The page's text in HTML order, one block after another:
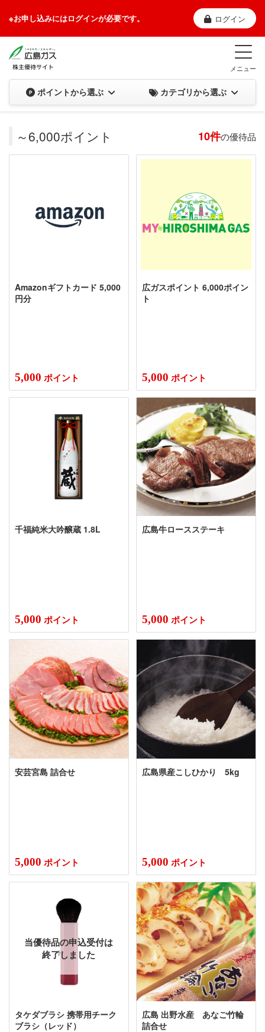
※お申し込みにはログインが必要です。 ログイン
メニュー
ポイントから選ぶ カテゴリから選ぶ
～6,000ポイント 10件の優待品
Amazonギフトカード 5,000
円分
5,000 ポイント
広ガスポイント 6,000ポイン
ト
5,000 ポイント
千福純米大吟醸蔵 1.8L
5,000 ポイント
広島牛ロースステーキ
5,000 ポイント
安芸宮島 詰合せ
5,000 ポイント
広島県産こしひかり 5kg
5,000 ポイント
タケダブラシ 携帯用チーク
ブラシ（レッド）
当優待品の申込受付は
終了しました
広島 出野水産 あなご竹輪
詰合せ